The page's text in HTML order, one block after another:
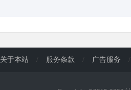
关于本站 / 服务条款 / 广告服务 /